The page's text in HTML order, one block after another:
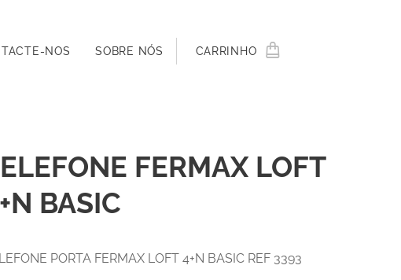
NOS SOBRE NÓS CARRINHO
FERMAX LOFT
BASIC
PORTA FERMAX LOFT 4+N BASIC REF 3393